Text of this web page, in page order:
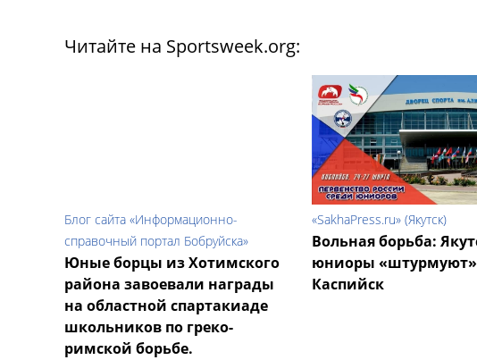
Читайте на Sportsweek.org:
Блог сайта «Информационно-
справочный портал Бобруйска»
Юные борцы из Хотимского
района завоевали награды
на областной спартакиаде
школьников по греко-
римской борьбе.
«SakhaPress.ru» (Якутск)
Вольная борьба:
юниоры «штурмуют»
Каспийск